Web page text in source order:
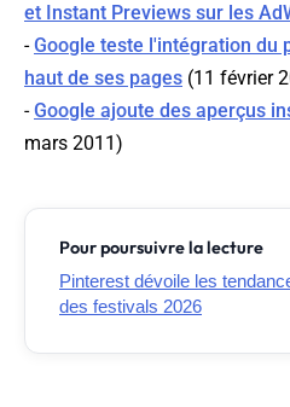
et Instant Previews sur les
-Google teste l'intégration du
haut de ses pages (11 février
-Google ajoute des aperçus
mars 2011)
Pour poursuivre la lecture
Pinterest dévoile les
des festivals 2026